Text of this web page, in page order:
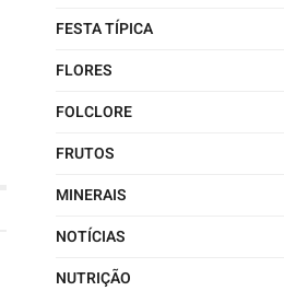
FESTA TÍPICA
FLORES
FOLCLORE
FRUTOS
MINERAIS
NOTÍCIAS
NUTRIÇÃO